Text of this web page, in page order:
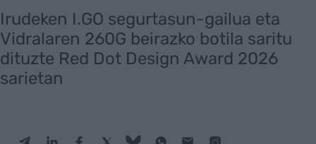
Irudeken I.GO segurtasun-gailua eta
Vidralaren 260G beirazko botila saritu
dituzte Red Dot Design Award 2026
sarietan